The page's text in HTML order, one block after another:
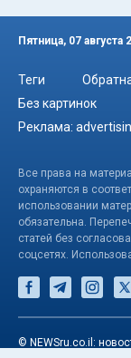
Пятница, 07 августа
Теги
Без картинок
Реклама:
Все права на
охраняются в
использовании
обязательна.
статей без
соцсетях.
© NEWSru.co.il: